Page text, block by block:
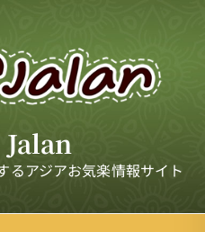
るアジアお気楽情報サイト